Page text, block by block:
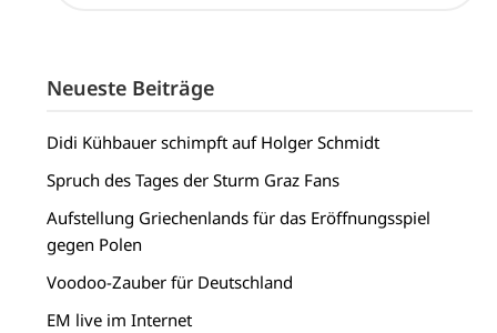
Neueste Beiträge
Didi Kühbauer schimpft auf Holger Schmidt
Spruch des Tages der Sturm Graz Fans
Aufstellung Griechenlands für das Eröffnungsspiel
gegen Polen
Voodoo-Zauber für Deutschland
EM live im Internet